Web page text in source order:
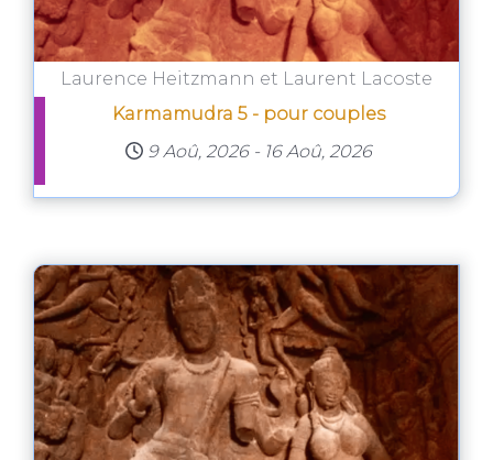
Laurence Heitzmann et Laurent Lacoste
Karmamudra 5 - pour couples
9 Aoû, 2026 - 16 Aoû, 2026